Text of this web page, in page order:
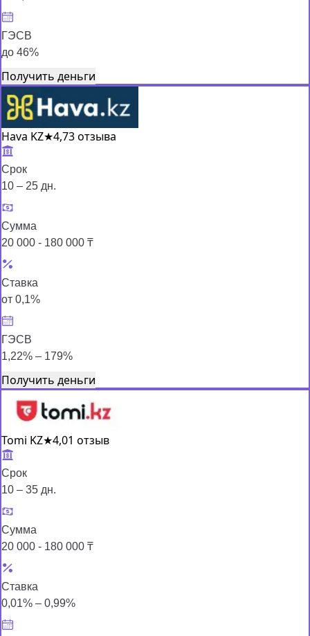
ГЭСВ
до 46%
Получить деньги
Hava KZ★4,73 отзыва
Срок
10 – 25 дн.
Сумма
20 000 - 180 000 ₸
Ставка
от 0,1%
ГЭСВ
1,22% – 179%
Получить деньги
Tomi KZ★4,01 отзыв
Срок
10 – 35 дн.
Сумма
20 000 - 180 000 ₸
Ставка
0,01% – 0,99%